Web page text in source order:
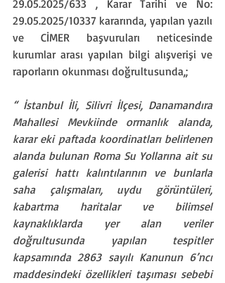
29.05.2025/633 , Karar Tarihi ve No:
29.05.2025/10337 kararında, yapılan yazılı
ve CİMER başvuruları neticesinde
kurumlar arası yapılan bilgi alışverişi ve
raporların okunması doğrultusunda,;
“ İstanbul İli, Silivri İlçesi, Danamandıra
Mahallesi Mevkiinde ormanlık alanda,
karar eki paftada koordinatları belirlenen
alanda bulunan Roma Su Yollarına ait su
galerisi hattı kalıntılarının ve bunlarla
saha çalışmaları, uydu görüntüleri,
kabartma haritalar ve bilimsel
kaynaklıklarda yer alan veriler
doğrultusunda yapılan tespitler
kapsamında 2863 sayılı Kanunun 6’ncı
maddesindeki özellikleri taşıması sebebi